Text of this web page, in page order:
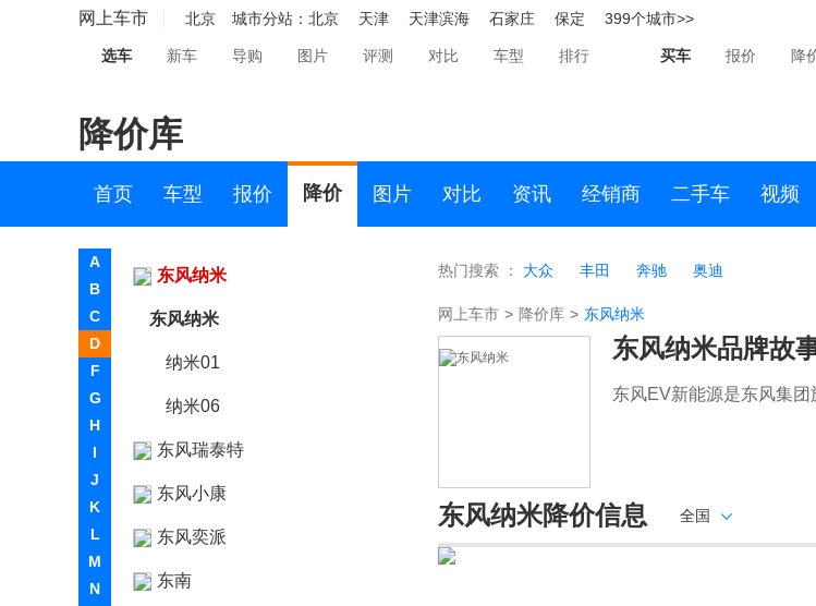
网上车市 北京 城市分站： 北京 天津 天津滨海 石家庄 保定 399个城市>>
选车 新车 导购 图片 评测 对比 车型 排行 买车 报价 降
降价库
首页 车型 报价 降价 图片 对比 资讯 经销商 二手车 视频
A
B
C
D
F
G
H
I
J
K
L
M
N
东风
东风风度
东风风神
东风风行
东风富康
东风纳米
东风纳米
纳米01
纳米06
东风瑞泰特
东风小康
东风奕派
东南
热门搜索 ： 大众 丰田 奔驰 奥迪
网上车市 > 降价库 > 东风纳米
东风纳米品牌故
东风EV新能源是东风集团
东风纳米降价信息 全国